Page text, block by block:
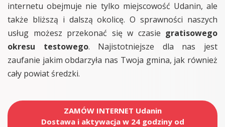
internetu obejmuje nie tylko miejscowość Udanin, ale
także bliższą i dalszą okolicę. O sprawności naszych
usług możesz przekonać się w czasie gratisowego
okresu testowego. Najistotniejsze dla nas jest
zaufanie jakim obdarzyła nas Twoja gmina, jak również
cały powiat średzki.
ZAMÓW INTERNET Udanin
Dostawa i aktywacja w 24 godziny od